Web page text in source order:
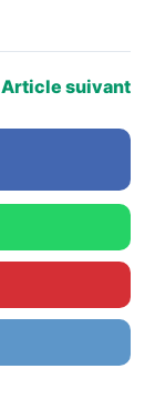
Article suivant